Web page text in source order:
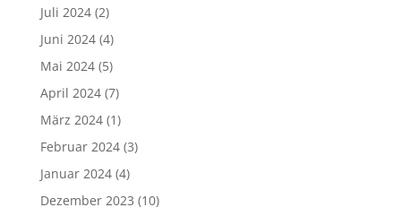
Juli 2024(2)
Juni 2024(4)
Mai 2024(5)
April 2024(7)
März 2024(1)
Februar 2024(3)
Januar 2024(4)
Dezember 2023 (10)